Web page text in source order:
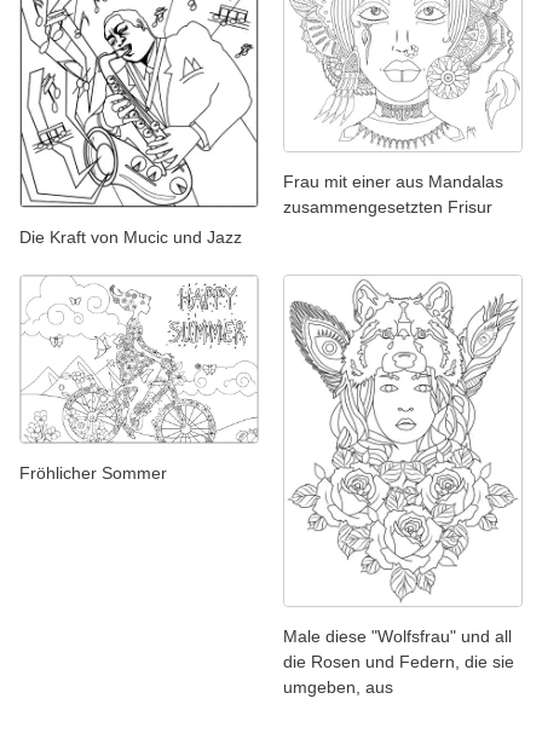
Die Kraft von Mucic und Jazz
Frau mit einer aus Mandalas
zusammengesetzten Frisur
Fröhlicher Sommer
Male diese "Wolfsfrau" und all
die Rosen und Federn, die sie
umgeben, aus